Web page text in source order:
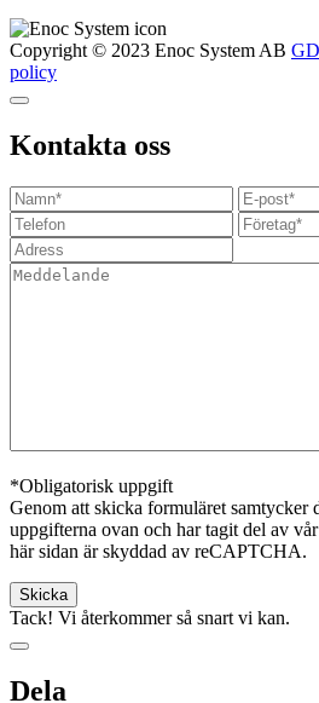
Copyright © 2023 Enoc System AB
policy
Kontakta oss
*Obligatorisk uppgift
Genom att skicka formuläret samtycker
uppgifterna ovan och har tagit del av vår
här sidan är skyddad av reCAPTCHA.
Tack! Vi återkommer så snart vi kan.
Dela